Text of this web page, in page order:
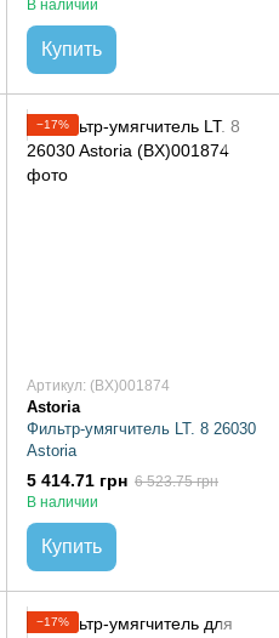
В наличии
Купить
−17%
Артикул: (BX)001874
Astoria
Фильтр-умягчитель LT. 8 26030
Astoria
5 414.71 грн 6 523.75 грн
В наличии
Купить
−17%